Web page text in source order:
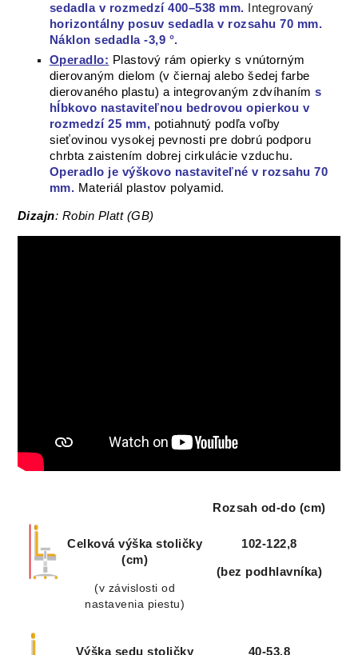
sedadla v rozmedzí 400–538 mm.
Integrovaný
horizontálny posuv sedadla v rozsahu 70 mm.
Náklon sedadla -3,9 °.
Operadlo: Plastový rám opierky s vnútorným
dierovaným dielom (v čiernaj alebo šedej farbe
dierovaného plastu) a integrovaným zdvíhaním s
hĺbkovo nastaviteľnou bedrovou opierkou v
rozmedzí 25 mm, potiahnutý podľa voľby
sieťovinou vysokej pevnosti pre dobrú podporu
chrbta zaistením dobrej cirkulácie vzduchu.
Operadlo je výškovo nastaviteľné v rozsahu 70
mm. Materiál plastov polyamid.
Dizajn: Robin Platt (GB)
Rozsah od-do (cm)
Celková výška stoličky
(cm)
(v závislosti od
nastavenia piestu)
102-122,8
(bez podhlavníka)
Výška sedu stoličky
40-53,8